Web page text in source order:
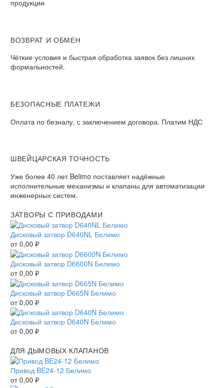
продукции
ВОЗВРАТ И ОБМЕН​
Чёткие условия и быстрая обработка заявок без лишних
формальностей.​
БЕЗОПАСНЫЕ ПЛАТЕЖИ​
Оплата по безналу, с заключением договора. Платим НДС​
ШВЕЙЦАРСКАЯ ТОЧНОСТЬ
Уже более 40 лет Belimo поставляет надёжные
исполнительные механизмы и клапаны для автоматизации
инженерных систем.
ЗАТВОРЫ С ПРИВОДАМИ
Дисковый затвор D640NL Белимо
от0,00 ₽
Дисковый затвор D6600N Белимо
от0,00 ₽
Дисковый затвор D665N Белимо
от0,00 ₽
Дисковый затвор D640N Белимо
от0,00 ₽
ДЛЯ ДЫМОВЫХ КЛАПАНОВ
Привод BE24-12 Белимо
от0,00 ₽